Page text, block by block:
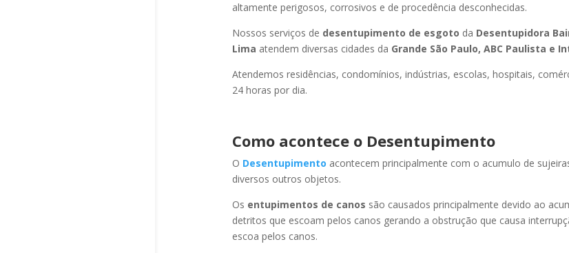
altamente perigosos, corrosivos e de procedência desconhecidas.
Nossos serviços de desentupimento de esgoto da Desentupidora
Lima atendem diversas cidades da Grande São Paulo, ABC Paulista e
Atendemos residências, condomínios, indústrias, escolas, hospitais,
24 horas por dia.
Como acontece o Desentupimento
O Desentupimento acontecem principalmente com o acumulo de
diversos outros objetos.
Os entupimentos de canos são causados principalmente devido ao
detritos que escoam pelos canos gerando a obstrução que causa
escoa pelos canos.